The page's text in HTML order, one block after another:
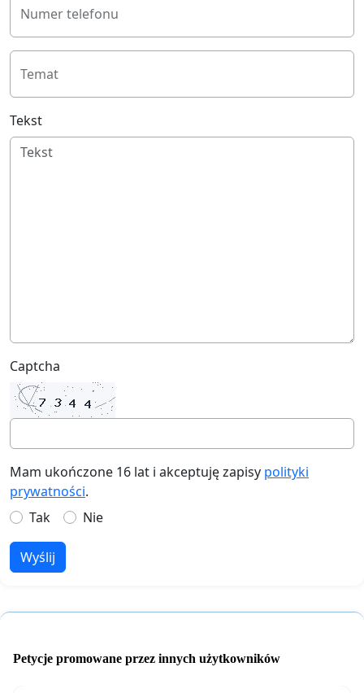
Numer telefonu
Temat
Tekst
Captcha
Mam ukończone 16 lat i akceptuję zapisy polityki
prywatności.
Tak
Nie
Wyślij
Petycje promowane przez innych użytkowników